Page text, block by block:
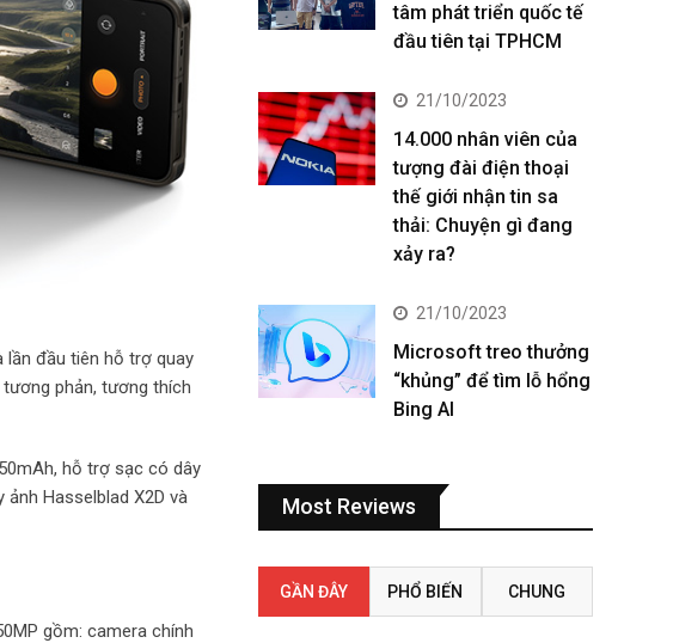
lần đầu tiên hỗ trợ quay
phản, tương thích
hỗ trợ sạc có dây
ảnh Hasselblad X2D và
gồm: camera chính
tâm phát triển quốc tế
đầu tiên tại TPHCM
21/10/2023
14.000 nhân viên của
tượng đài điện thoại
thế giới nhận tin sa
thải: Chuyện gì đang
xảy ra?
21/10/2023
Microsoft treo thưởng
“khủng” để tìm lỗ hổng
Bing AI
Most Reviews
GẦN ĐÂY PHỔ BIẾN CHUNG